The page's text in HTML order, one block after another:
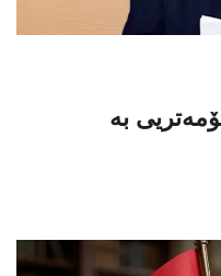
بە